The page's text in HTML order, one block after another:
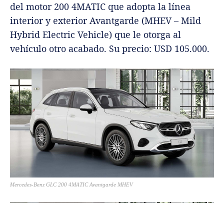
del motor 200 4MATIC que adopta la línea
interior y exterior Avantgarde (MHEV – Mild
Hybrid Electric Vehicle) que le otorga al
vehículo otro acabado. Su precio: USD 105.000.
Mercedes-Benz GLC 200 4MATIC Avantgarde MHEV